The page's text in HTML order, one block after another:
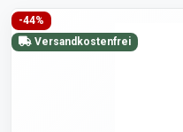
-44%
Versandkostenfrei